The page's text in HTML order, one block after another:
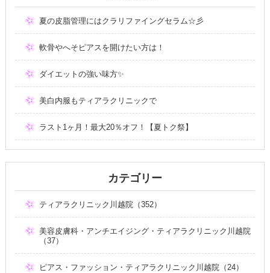
夏の皮脂管理にはクラリファイングセラム☆彡
軟骨やへそピアスを開けたい方は！
ダイエットの強い味方✨
美白内服もティアラクリニックで
ラスト1ヶ月！最大20％オフ！【夏トク祭】
カテゴリー
ティアラクリニック川越院（352）
美容皮膚科・アンチエイジング・ティアラクリニック川越院
（37）
ピアス・ファッション・ティアラクリニック川越院（24）